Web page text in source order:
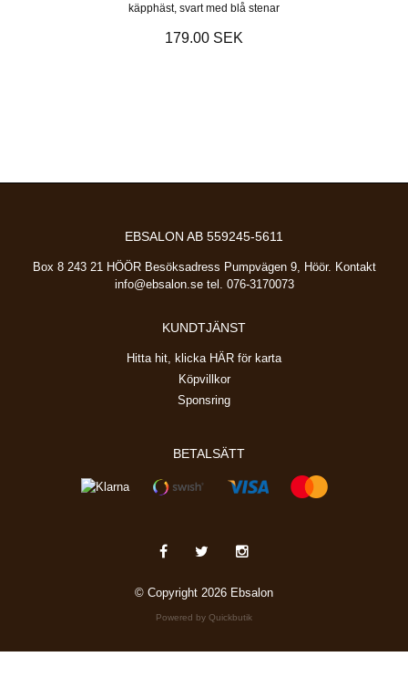
käpphäst, svart med blå stenar
179.00 SEK
EBSALON AB 559245-5611
Box 8 243 21 HÖÖR Besöksadress Pumpvägen 9, Höör. Kontakt
info@ebsalon.setel. 076-3170073
KUNDTJÄNST
Hitta hit, klicka HÄR för karta
Köpvillkor
Sponsring
BETALSÄTT
© Copyright 2026 Ebsalon
Powered by Quickbutik